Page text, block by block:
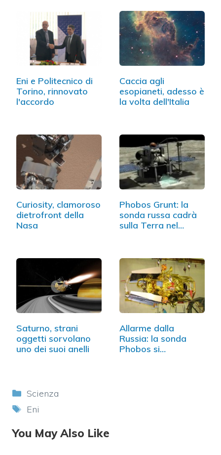
Eni e Politecnico di
Torino, rinnovato
l'accordo
Caccia agli
esopianeti, adesso è
la volta dell'Italia
Curiosity, clamoroso
dietrofront della
Nasa
Phobos Grunt: la
sonda russa cadrà
sulla Terra nel
Saturno, strani
oggetti sorvolano
uno dei suoi anelli
Allarme dalla
Russia: la sonda
Phobos si
Categorie
Scienza
Tag
Eni
You May Also Like